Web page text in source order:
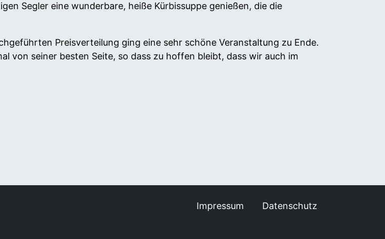
Segler eine wunderbare, heiße Kürbissuppe genießen, die die
Preisverteilung ging eine sehr schöne Veranstaltung zu Ende.
von seiner besten Seite, so dass zu hoffen bleibt, dass wir auch im
Impressum Datenschutz